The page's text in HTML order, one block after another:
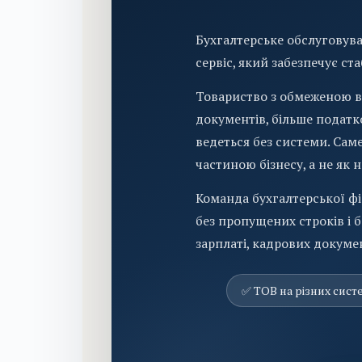
Бухгалтерське
сервіс, який забезпечує
Товариство з обмеженою
документів, більше
ведеться без системи.
частиною бізнесу, а не як
Команда бухгалтерської
без пропущених строків і
зарплаті, кадрових
✅ ТОВ на різних